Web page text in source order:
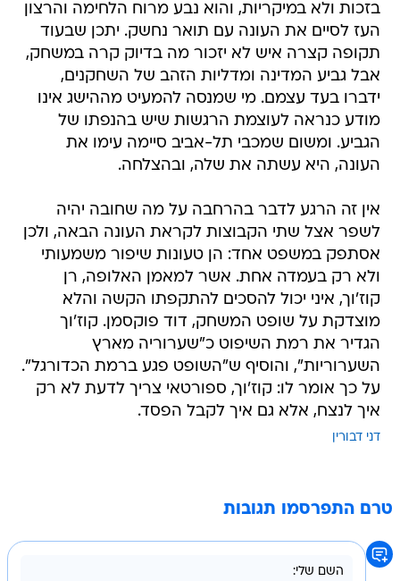
בזכות ולא במיקריות, והוא נבע מרוח הלחימה והרצון
העז לסיים את העונה עם תואר נחשק. יתכן שבעוד
תקופה קצרה איש לא יזכור מה בדיוק קרה במשחק,
אבל גביע המדינה ומדליות הזהב של השחקנים,
ידברו בעד עצמם. מי שמנסה להמעיט מההישג אינו
מודע כנראה לעוצמת הרגשות שיש בהנפתו של
הגביע. ומשום שמכבי תל-אביב סיימה עימו את
העונה, היא עשתה את שלה, ובהצלחה.
אין זה הרגע לדבר בהרחבה על מה שחובה יהיה
לשפר אצל שתי הקבוצות לקראת העונה הבאה, ולכן
אסתפק במשפט אחד: הן טעונות שיפור משמעותי
ולא רק בעמדה אחת. אשר למאמן האלופה, רן
קוז'וך, איני יכול להסכים להתקפתו הקשה והלא
מוצדקת על שופט המשחק, דוד פוקסמן. קוז'וך
הגדיר את רמת השיפוט כ"שערוריה מארץ
השערוריות", והוסיף ש"השופט פגע ברמת הכדורגל".
על כך אומר לו: קוז'וך, ספורטאי צריך לדעת לא רק
איך לנצח, אלא גם איך לקבל הפסד.
דני דבורין
טרם התפרסמו תגובות